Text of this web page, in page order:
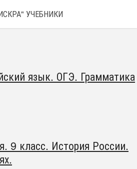
УЧЕБНИКИ
язык. ОГЭ. Грамматика
9 класс. История России.